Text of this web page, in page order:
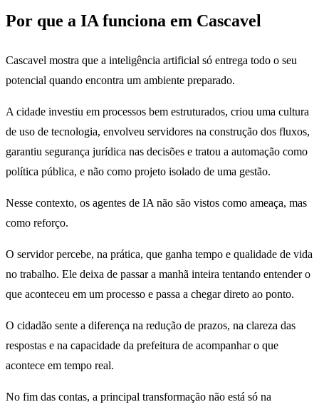
Por que a IA funciona em Cascavel
Cascavel mostra que a inteligência artificial só entrega todo o seu
potencial quando encontra um ambiente preparado.
A cidade investiu em processos bem estruturados, criou uma cultura
de uso de tecnologia, envolveu servidores na construção dos fluxos,
garantiu segurança jurídica nas decisões e tratou a automação como
política pública, e não como projeto isolado de uma gestão.
Nesse contexto, os agentes de IA não são vistos como ameaça, mas
como reforço.
O servidor percebe, na prática, que ganha tempo e qualidade de vida
no trabalho. Ele deixa de passar a manhã inteira tentando entender o
que aconteceu em um processo e passa a chegar direto ao ponto.
O cidadão sente a diferença na redução de prazos, na clareza das
respostas e na capacidade da prefeitura de acompanhar o que
acontece em tempo real.
No fim das contas, a principal transformação não está só na